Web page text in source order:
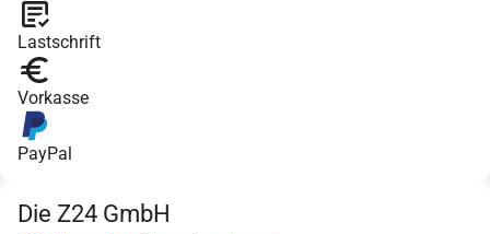
Lastschrift
Vorkasse
PayPal
Die Z24 GmbH